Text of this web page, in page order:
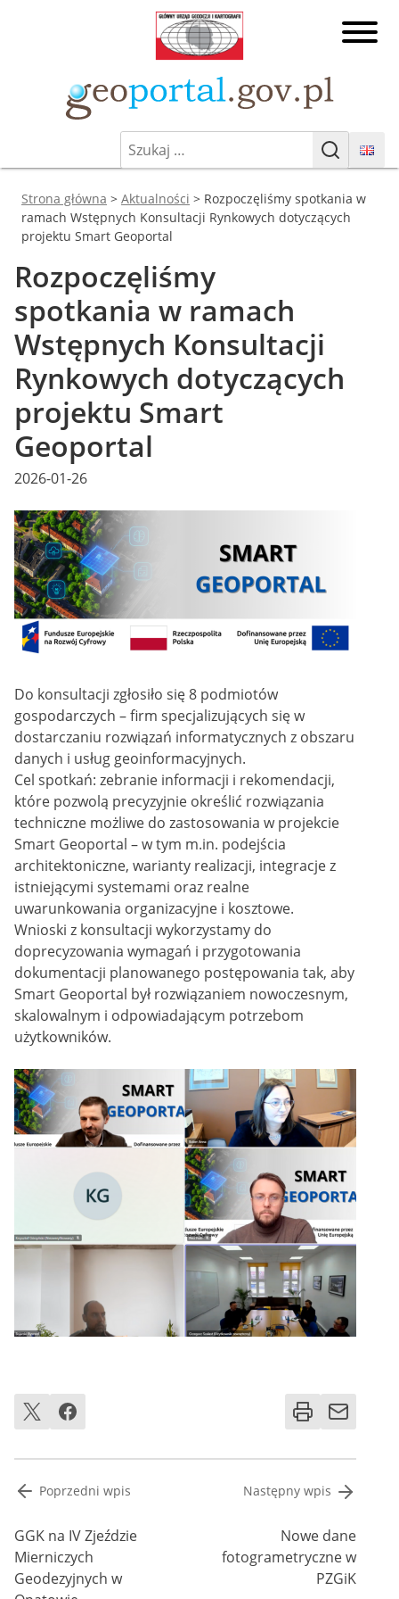
i
Kartografii
Geoportal.gov.pl
Geoportal Infrastruktury
Informacji Przestrzennej
Szukaj:
Szukaj
Jesteś tutaj:
Strona główna > Aktualności > Rozpoczęliśmy spotkania w
ramach Wstępnych Konsultacji Rynkowych dotyczących
projektu Smart Geoportal
Rozpoczęliśmy
spotkania w ramach
Wstępnych Konsultacji
Rynkowych dotyczących
projektu Smart
Geoportal
Posted
2026-01-26
Do konsultacji zgłosiło się 8 podmiotów
gospodarczych – firm specjalizujących się w
dostarczaniu rozwiązań informatycznych z obszaru
danych i usług geoinformacyjnych.
Cel spotkań: zebranie informacji i rekomendacji,
które pozwolą precyzyjnie określić rozwiązania
techniczne możliwe do zastosowania w projekcie
Smart Geoportal – w tym m.in. podejścia
architektoniczne, warianty realizacji, integracje z
istniejącymi systemami oraz realne
uwarunkowania organizacyjne i kosztowe.
Wnioski z konsultacji wykorzystamy do
doprecyzowania wymagań i przygotowania
dokumentacji planowanego postępowania tak, aby
Smart Geoportal był rozwiązaniem nowoczesnym,
skalowalnym i odpowiadającym potrzebom
użytkowników.
Nawigacja
wpisu
Poprzedni wpis
GGK na IV Zjeździe
Mierniczych
Geodezyjnych w
Następny wpis
Nowe dane
fotogrametryczne w
PZGiK